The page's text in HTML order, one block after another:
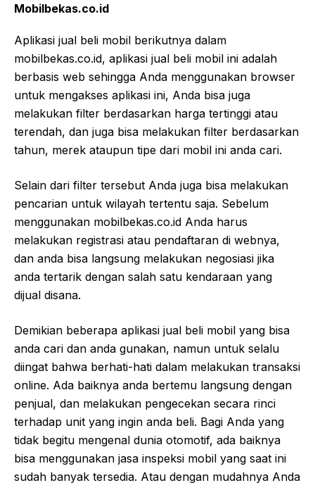
Mobilbekas.co.id
Aplikasi jual beli mobil berikutnya dalam
mobilbekas.co.id, aplikasi jual beli mobil ini adalah
berbasis web sehingga Anda menggunakan browser
untuk mengakses aplikasi ini, Anda bisa juga
melakukan filter berdasarkan harga tertinggi atau
terendah, dan juga bisa melakukan filter berdasarkan
tahun, merek ataupun tipe dari mobil ini anda cari.
Selain dari filter tersebut Anda juga bisa melakukan
pencarian untuk wilayah tertentu saja. Sebelum
menggunakan mobilbekas.co.id Anda harus
melakukan registrasi atau pendaftaran di webnya,
dan anda bisa langsung melakukan negosiasi jika
anda tertarik dengan salah satu kendaraan yang
dijual disana.
Demikian beberapa aplikasi jual beli mobil yang bisa
anda cari dan anda gunakan, namun untuk selalu
diingat bahwa berhati-hati dalam melakukan transaksi
online. Ada baiknya anda bertemu langsung dengan
penjual, dan melakukan pengecekan secara rinci
terhadap unit yang ingin anda beli. Bagi Anda yang
tidak begitu mengenal dunia otomotif, ada baiknya
bisa menggunakan jasa inspeksi mobil yang saat ini
sudah banyak tersedia. Atau dengan mudahnya Anda